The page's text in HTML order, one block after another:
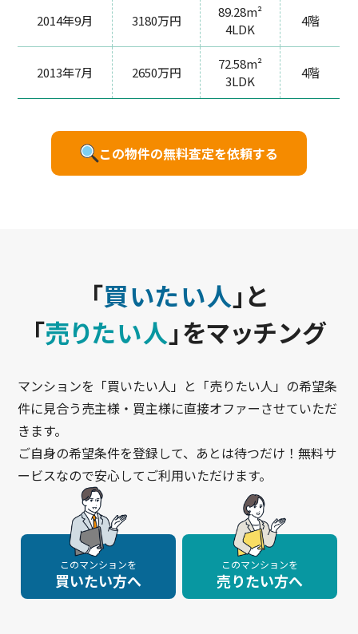
2014年9月 3180万円
89.28m²
4LDK
4階
2013年7月 2650万円
72.58m²
3LDK
4階
この物件の無料査定を依頼する
「買いたい人」と
「売りたい人」をマッチング
マンションを「買いたい人」と「売りたい人」の希望条
件に見合う売主様・買主様に直接オファーさせていただ
きます。
ご自身の希望条件を登録して、あとは待つだけ！無料サ
ービスなので安心してご利用いただけます。
このマンションを
買いたい方へ
このマンションを
売りたい方へ